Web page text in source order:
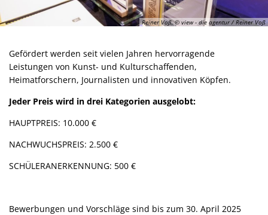
Reiner Voß, © view - die agentur / Reiner Voß
Gefördert werden seit vielen Jahren hervorragende
Leistungen von Kunst- und Kulturschaffenden,
Heimatforschern, Journalisten und innovativen Köpfen.
Jeder Preis wird in drei Kategorien ausgelobt:
HAUPTPREIS: 10.000 €
NACHWUCHSPREIS: 2.500 €
SCHÜLERANERKENNUNG: 500 €
Bewerbungen und Vorschläge sind bis zum 30. April 2025